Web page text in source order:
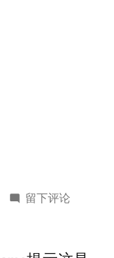
于…
留下评论